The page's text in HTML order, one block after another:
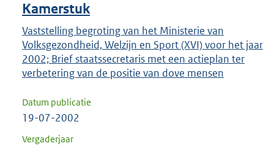
Kamerstuk
Vaststelling begroting van het Ministerie van
Volksgezondheid, Welzijn en Sport (XVI) voor het jaar
2002; Brief staatssecretaris met een actieplan ter
verbetering van de positie van dove mensen
Datum publicatie
19-07-2002
Vergaderjaar